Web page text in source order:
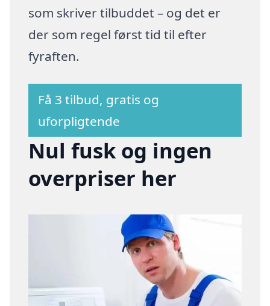
som skriver tilbuddet – og det er
der som regel først tid til efter
fyraften.
Få 3 tilbud, gratis og
uforpligtende
Nul fusk og ingen
overpriser her